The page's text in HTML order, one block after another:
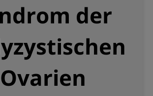
der
Ovarien